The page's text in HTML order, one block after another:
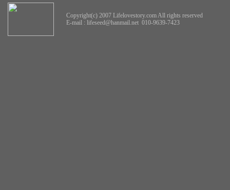
Copyright(c) 2007 Lifelovestory.com All rights reserved
E-mail : lifeseed@hanmail.net 010-9639-7423